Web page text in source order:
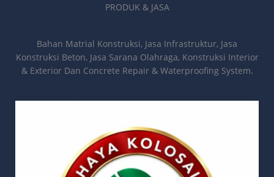
PRODUK & JASA
Bahan Matrial Konstruksi, Jasa Infrastruktur, Jasa
Konstruksi Beton, Jasa Sarana Olahraga, Konstruksi Interior
& Exterior Dan Concrete Repair & Waterproofing System.